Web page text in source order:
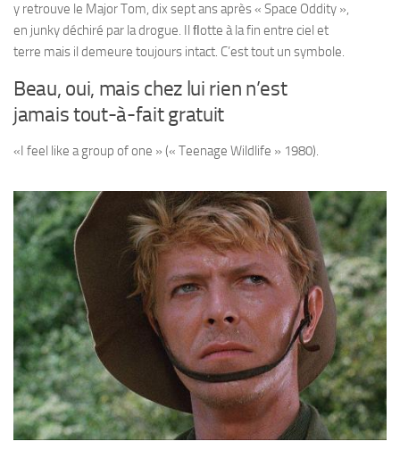
y retrouve le Major Tom, dix sept ans après « Space Oddity »,
en junky déchiré par la drogue. Il ﬂotte à la fin entre ciel et
terre mais il demeure toujours intact. C’est tout un symbole.
Beau, oui, mais chez lui rien n’est
jamais tout-à-fait gratuit
«I feel like a group of one » (« Teenage Wildlife » 1980).